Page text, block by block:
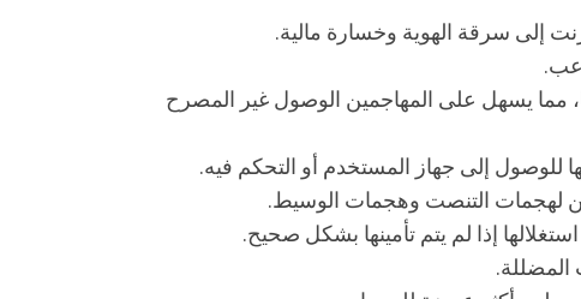
إلى سرقة الهوية وخسارة مالية.
مما يسهل على المهاجمين الوصول غير المصرح
للوصول إلى جهاز المستخدم أو التحكم فيه.
المضللة.